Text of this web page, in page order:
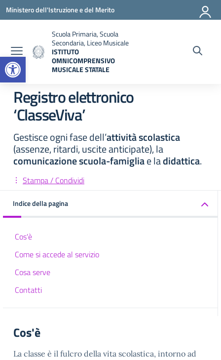
Open toolbar
Vai ai contenuti
Vai al menu di navigazione
Vai al footer
Ministero dell'Istruzione e del Merito
Scuola Primaria, Scuola
Secondaria, Liceo Musicale
ISTITUTO
OMNICOMPRENSIVO
MUSICALE STATALE
Registro elettronico
‘ClasseViva’
Gestisce ogni fase dell’attività scolastica
(assenze, ritardi, uscite anticipate), la
comunicazione scuola-famigliae ladidattica.
Stampa / Condividi
Indice della pagina
Cos'è
Come si accede al servizio
Cosa serve
Contatti
Cos'è
La classe è il fulcro della vita scolastica, intorno ad